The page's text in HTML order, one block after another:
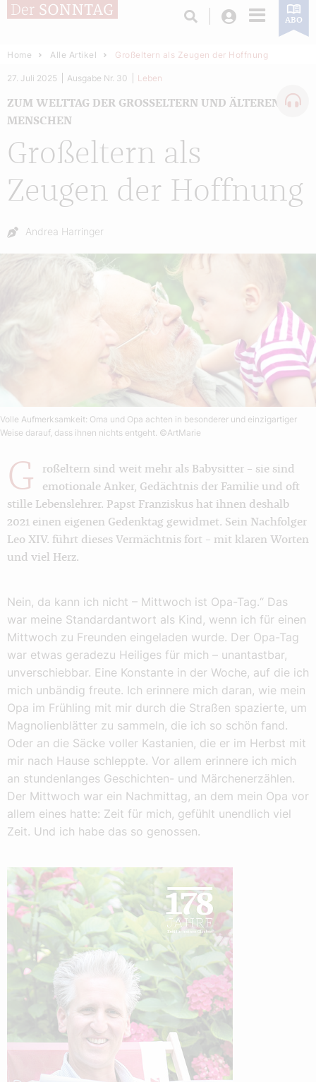
Login ABO
Home Alle Artikel Großeltern als Zeugen der Hoffnung
Großeltern als
Zeugen der Hoffnung
ZUM WELTTAG DER GROSSELTERN UND ÄLTEREN M
ENSCHEN
27. Juli 2025 Ausgabe Nr. 30 Leben
Autor:
Andrea Harringer
Volle Aufmerksamkeit: Oma und Opa achten in besonderer und einzigartiger
Weise darauf, dass ihnen nichts entgeht. ©ArtMarie
G
roßeltern sind weit mehr als Babysitter – sie sind
emotionale Anker, Gedächtnis der Familie und oft
stille Lebenslehrer. Papst Franziskus hat ihnen deshalb
2021 einen eigenen Gedenktag gewidmet. Sein Nachfolger
Leo XIV. führt dieses Vermächtnis fort – mit klaren Worten
und viel Herz.
Nein, da kann ich nicht – Mittwoch ist Opa-Tag.“ Das
war meine Standardantwort als Kind, wenn ich für einen
Mittwoch zu Freunden eingeladen wurde. Der Opa-Tag
war etwas geradezu Heiliges für mich – unantastbar,
unverschiebbar. Eine Konstante in der Woche, auf die ich
mich unbändig freute. Ich erinnere mich daran, wie mein
Opa im Frühling mit mir durch die Straßen spazierte, um
Magnolienblätter zu sammeln, die ich so schön fand.
Oder an die Säcke voller Kastanien, die er im Herbst mit
mir nach Hause schleppte. Vor allem erinnere ich mich
an stundenlanges Geschichten- und Märchenerzählen.
Der Mittwoch war ein Nachmittag, an dem mein Opa vor
allem eines hatte: Zeit für mich, gefühlt unendlich viel
Zeit. Und ich habe das so genossen.